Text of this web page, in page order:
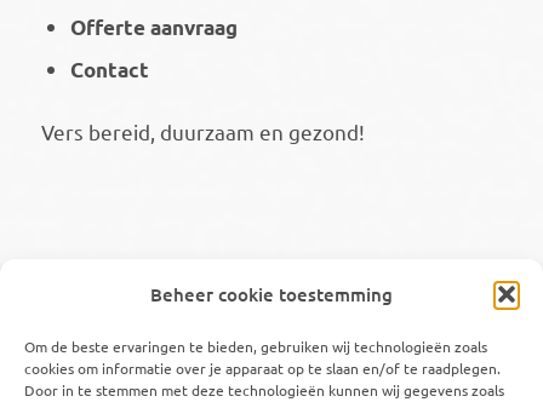
Beheer cookie toestemming
Om de beste ervaringen te bieden, gebruiken wij technologieën zoals
cookies om informatie over je apparaat op te slaan en/of te raadplegen.
Door in te stemmen met deze technologieën kunnen wij gegevens zoals
Offerte aanvraag
Contact
Vers bereid, duurzaam en gezond!